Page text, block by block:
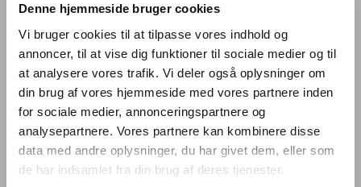
Denne hjemmeside bruger cookies
Vi bruger cookies til at tilpasse vores indhold og
annoncer, til at vise dig funktioner til sociale medier og til
at analysere vores trafik. Vi deler også oplysninger om
din brug af vores hjemmeside med vores partnere inden
for sociale medier, annonceringspartnere og
analysepartnere. Vores partnere kan kombinere disse
data med andre oplysninger, du har givet dem, eller som
de har indsamlet fra din brug af deres tjenester.
Møder
Kurser og seminarer
Bliv European Lighting Expert
Kalender
Om DCL
Medlemmer af DCL
Bliv medlem
Kontakt os
Tilmeld dig nyhedsbrev
Vælg en side